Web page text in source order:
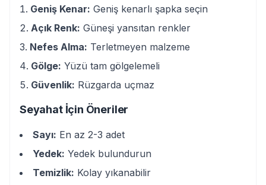
Geniş Kenar: Geniş kenarlı şapka seçin
Açık Renk: Güneşi yansıtan renkler
Nefes Alma: Terletmeyen malzeme
Gölge: Yüzü tam gölgelemeli
Güvenlik: Rüzgarda uçmaz
Seyahat İçin Öneriler
Sayı: En az 2-3 adet
Yedek: Yedek bulundurun
Temizlik: Kolay yıkanabilir